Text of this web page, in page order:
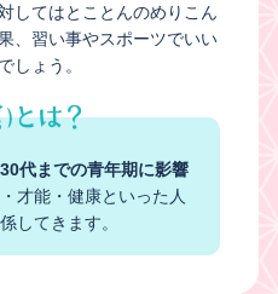
してはとことんのめりこん
、習い事やスポーツでいい
しょう。
代までの青年期に影響
才能・健康といった人
してきます。